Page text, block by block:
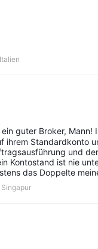
Italien
ein guter Broker, Mann!
ihrem Standardkonto
und
Kontostand ist nie
das Doppelte
ist es eine
Singapur